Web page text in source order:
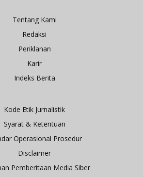
Tentang Kami
Redaksi
Periklanan
Karir
Indeks Berita
Kode Etik Jurnalistik
Syarat & Ketentuan
Operasional Prosedur
Disclaimer
Pemberitaan Media Siber